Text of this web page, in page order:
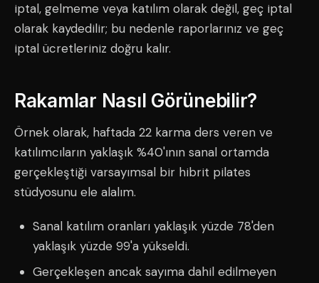
iptal, gelmeme veya katılım olarak değil, geç iptal
olarak kaydedilir; bu nedenle raporlarınız ve geç
iptal ücretleriniz doğru kalır.
Rakamlar Nasıl Görünebilir?
Örnek olarak, haftada 22 karma ders veren ve
katılımcıların yaklaşık %40'ının sanal ortamda
gerçekleştiği varsayımsal bir hibrit pilates
stüdyosunu ele alalım.
Sanal katılım oranları yaklaşık yüzde 78'den
yaklaşık yüzde 99'a yükseldi.
Gerçekleşen ancak sayıma dahil edilmeyen